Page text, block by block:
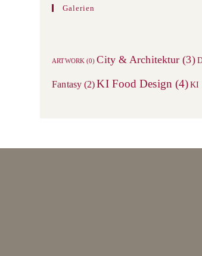
Galerien
ARTWORK (0) City & Architektur (3)
Fantasy(2)KI Food Design (4) KI